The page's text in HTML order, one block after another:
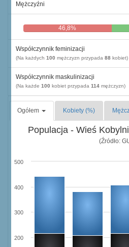
Mężczyźni
46,8%
Współczynnik feminizacji
(Na każdych 100 mężczyzn przypada 88 kobiet)
Współczynnik maskulinizacji
(Na każde 100 kobiet przypada 114 mężczyzn)
Ogółem Kobiety (%)
Populacja - Wieś
(Źródło:
200
300
400
500